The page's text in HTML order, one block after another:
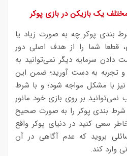
بندی پوکر چه به صورت زیاد یا
قطعا شما را از هدف اصلی دور
دادن سرمایه دیگر نمی‌توانید به
و تجربه به دست آورید؛ ضمن این
با مشکل مواجه شود؛ و با شرط
بر روی بازی خود مانور
شرط بندی پوکر را به صورت صحیح
سعی کنید در دنیای پوکر واقع
بروید که عدم آگاهی در آن
وارد کند.